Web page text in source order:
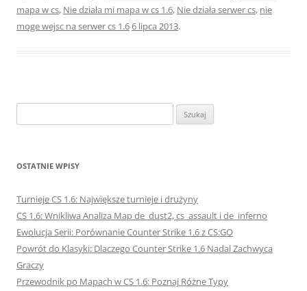
mapa w cs, Nie działa mi mapa w cs 1.6, Nie działa serwer cs, nie
moge wejsc na serwer cs 1.66 lipca 2013.
OSTATNIE WPISY
Turnieje CS 1.6: Największe turnieje i drużyny
CS 1.6: Wnikliwa Analiza Map de_dust2, cs_assault i de_inferno
Ewolucja Serii: Porównanie Counter Strike 1.6 z CS:GO
Powrót do Klasyki: Dlaczego Counter Strike 1.6 Nadal Zachwyca
Graczy
Przewodnik po Mapach w CS 1.6: Poznaj Różne Typy